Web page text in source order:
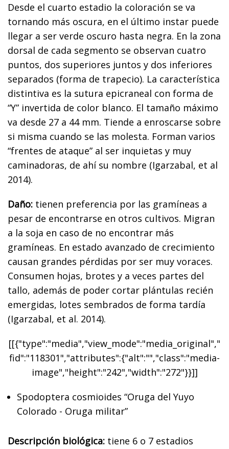
Desde el cuarto estadio la coloración se va
tornando más oscura, en el último instar puede
llegar a ser verde oscuro hasta negra. En la zona
dorsal de cada segmento se observan cuatro
puntos, dos superiores juntos y dos inferiores
separados (forma de trapecio). La característica
distintiva es la sutura epicraneal con forma de
“Y” invertida de color blanco. El tamaño máximo
va desde 27 a 44 mm. Tiende a enroscarse sobre
si misma cuando se las molesta. Forman varios
“frentes de ataque” al ser inquietas y muy
caminadoras, de ahí su nombre (Igarzabal, et al
2014).
Daño: tienen preferencia por las gramíneas a
pesar de encontrarse en otros cultivos. Migran
a la soja en caso de no encontrar más
gramíneas. En estado avanzado de crecimiento
causan grandes pérdidas por ser muy voraces.
Consumen hojas, brotes y a veces partes del
tallo, además de poder cortar plántulas recién
emergidas, lotes sembrados de forma tardía
(Igarzabal, et al. 2014).
[[{"type":"media","view_mode":"media_original","
fid":"118301","attributes":{"alt":"","class":"media-
image","height":"242","width":"272"}}]]
Spodoptera cosmioides “Oruga del Yuyo
Colorado - Oruga militar”
Descripción biológica: tiene 6 o 7 estadios